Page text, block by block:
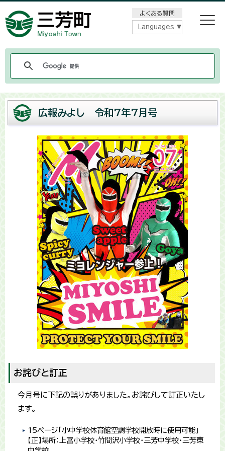
よくある質問
Languages
広報みよし 令和7年7月号
お詫びと訂正
今月号に下記の誤りがありました。お詫びして訂正いたし
ます。
15ページ「小中学校体育館空調学校開放時に使用可能」
【正】場所：上富小学校・竹間沢小学校・三芳中学校・三芳東